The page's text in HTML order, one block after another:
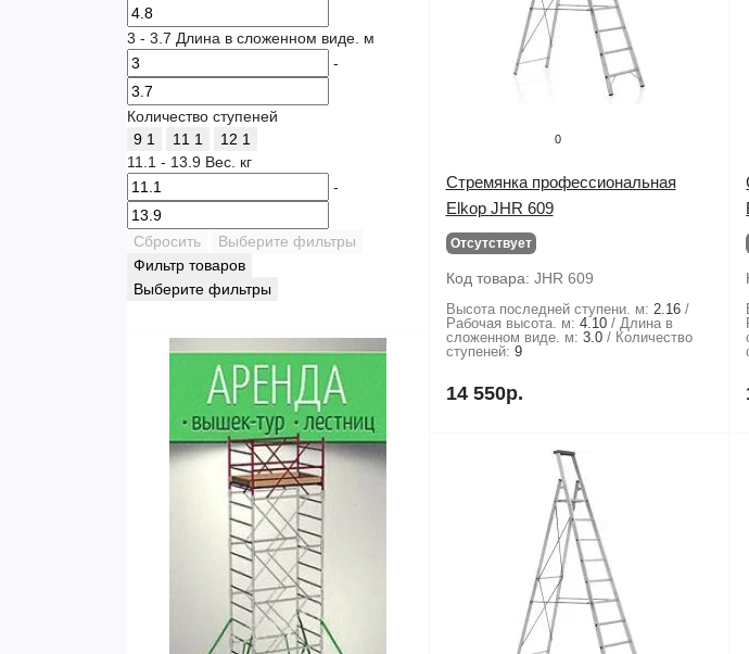
3 - 3.7 Длина в сложенном виде. м
-
Количество ступеней
9 1 11 1 12 1
11.1 - 13.9 Вес. кг
-
Сбросить
Выберите фильтры
Фильтр товаров
Выберите фильтры
0
Стремянка профессиональная
Elkop JHR 609
Отсутствует
Код товара: JHR 609
Высота последней ступени. м: 2.16
Рабочая высота. м: 4.10
Длина в
сложенном виде. м: 3.0
Количество
ступеней: 9
14 550р.